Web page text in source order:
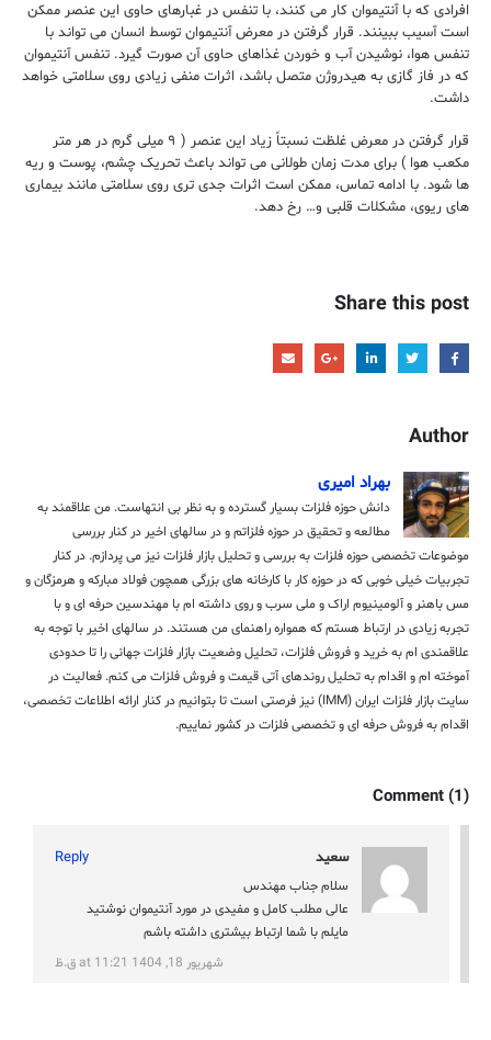
افرادی که با آنتیموان کار می کنند، با تنفس در غبارهای حاوی این عنصر ممکن
است آسیب ببینند. قرار گرفتن در معرض آنتیموان توسط انسان می تواند با
تنفس هوا، نوشیدن آب و خوردن غذاهای حاوی آن صورت گیرد. تنفس آنتیموان
که در فاز گازی به هیدروژن متصل باشد، اثرات منفی زیادی روی سلامتی خواهد
داشت.
قرار گرفتن در معرض غلظت نسبتاً زیاد این عنصر ( ۹ میلی گرم در هر متر
مکعب هوا ) برای مدت زمان طولانی می تواند باعث تحریک چشم، پوست و ریه
ها شود. با ادامه تماس، ممکن است اثرات جدی تری روی سلامتی مانند بیماری
های ریوی، مشکلات قلبی و… رخ دهد.
Share this post
Author
بهراد امیری
دانش حوزه فلزات بسیار گسترده و به نظر بی انتهاست. من علاقمند به
مطالعه و تحقیق در حوزه فلزاتم و در سالهای اخیر در کنار بررسی
موضوعات تخصصی حوزه فلزات به بررسی و تحلیل بازار فلزات نیز می پردازم. در کنار
تجربیات خیلی خوبی که در حوزه کار با کارخانه های بزرگی همچون فولاد مبارکه و هرمزگان و
مس باهنر و آلومینیوم اراک و ملی سرب و روی داشته ام با مهندسین حرفه ای و با
تجربه زیادی در ارتباط هستم که همواره راهنمای من هستند. در سالهای اخیر با توجه به
علاقمندی ام به خرید و فروش فلزات، تحلیل وضعیت بازار فلزات جهانی را تا حدودی
آموخته ام و اقدام به تحلیل روندهای آتی قیمت و فروش فلزات می کنم. فعالیت در
سایت بازار فلزات ایران (IMM) نیز فرصتی است تا بتوانیم در کنار ارائه اطلاعات تخصصی،
اقدام به فروش حرفه ای و تخصصی فلزات در کشور نماییم.
Comment (1)
سعید Reply
سلام جناب مهندس
عالی مطلب کامل و مفیدی در مورد آنتیموان نوشتید
مایلم با شما ارتباط بیشتری داشته باشم
شهریور 18, 1404 at 11:21 ق.ظ